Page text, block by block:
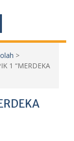
>
1 “MERDEKA